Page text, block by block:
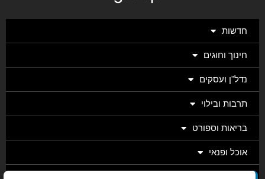
חדשות
חינוך וחוגים
נדל"ן ועסקים
תרבות ובילוי
בריאות וספורט
אוכל ופנאי